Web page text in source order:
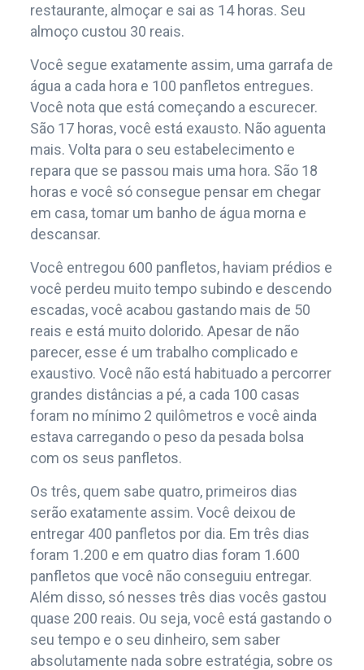
restaurante, almoçar e sai as 14 horas. Seu
almoço custou 30 reais.
Você segue exatamente assim, uma garrafa de
água a cada hora e 100 panfletos entregues.
Você nota que está começando a escurecer.
São 17 horas, você está exausto. Não aguenta
mais. Volta para o seu estabelecimento e
repara que se passou mais uma hora. São 18
horas e você só consegue pensar em chegar
em casa, tomar um banho de água morna e
descansar.
Você entregou 600 panfletos, haviam prédios e
você perdeu muito tempo subindo e descendo
escadas, você acabou gastando mais de 50
reais e está muito dolorido. Apesar de não
parecer, esse é um trabalho complicado e
exaustivo. Você não está habituado a percorrer
grandes distâncias a pé, a cada 100 casas
foram no mínimo 2 quilômetros e você ainda
estava carregando o peso da pesada bolsa
com os seus panfletos.
Os três, quem sabe quatro, primeiros dias
serão exatamente assim. Você deixou de
entregar 400 panfletos por dia. Em três dias
foram 1.200 e em quatro dias foram 1.600
panfletos que você não conseguiu entregar.
Além disso, só nesses três dias vocês gastou
quase 200 reais. Ou seja, você está gastando o
seu tempo e o seu dinheiro, sem saber
absolutamente nada sobre estratégia, sobre os